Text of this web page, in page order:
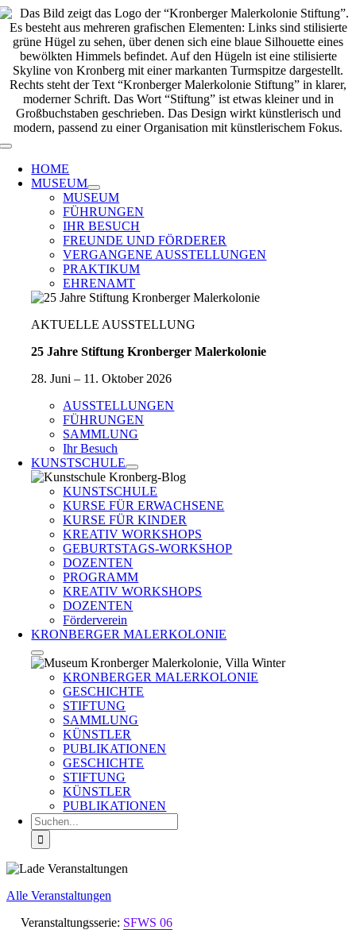
Zum
Inhalt
springen
Toggle
Navigation
HOME
MUSEUM
MUSEUM
FÜHRUNGEN
IHR BESUCH
FREUNDE UND FÖRDERER
VERGANGENE AUSSTELLUNGEN
PRAKTIKUM
EHRENAMT
AKTUELLE AUSSTELLUNG
25 Jahre Stiftung Kronberger Malerkolonie
28. Juni – 11. Oktober 2026
AUSSTELLUNGEN
FÜHRUNGEN
SAMMLUNG
Ihr Besuch
KUNSTSCHULE
KUNSTSCHULE
KURSE FÜR ERWACHSENE
KURSE FÜR KINDER
KREATIV WORKSHOPS
GEBURTSTAGS-WORKSHOP
DOZENTEN
PROGRAMM
KREATIV WORKSHOPS
DOZENTEN
Förderverein
KRONBERGER MALERKOLONIE
KRONBERGER MALERKOLONIE
GESCHICHTE
STIFTUNG
SAMMLUNG
KÜNSTLER
PUBLIKATIONEN
GESCHICHTE
STIFTUNG
KÜNSTLER
PUBLIKATIONEN
Suche
nach:
Alle Veranstaltungen
Veranstaltungsserie: SFWS 06